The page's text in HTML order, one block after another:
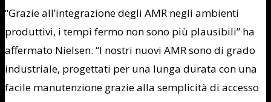
“Grazie all’integrazione degli AMR negli ambienti
produttivi, i tempi fermo non sono più plausibili” ha
affermato Nielsen. “I nostri nuovi AMR sono di grado
industriale, progettati per una lunga durata con una
facile manutenzione grazie alla semplicità di accesso